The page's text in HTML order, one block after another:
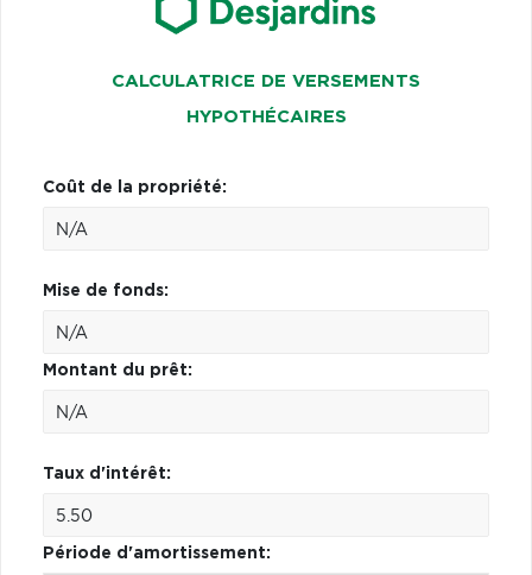
CALCULATRICE DE VERSEMENTS
HYPOTHÉCAIRES
Coût de la propriété:
Mise de fonds:
Montant du prêt:
Taux d'intérêt:
Période d'amortissement: